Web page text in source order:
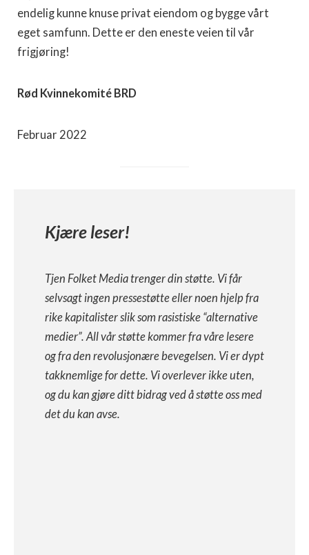
endelig kunne knuse privat eiendom og bygge vårt
eget samfunn. Dette er den eneste veien til vår
frigjøring!
Rød Kvinnekomité BRD
Februar 2022
Kjære leser!
Tjen Folket Media trenger din støtte. Vi får
selvsagt ingen pressestøtte eller noen hjelp fra
rike kapitalister slik som rasistiske “alternative
medier”. All vår støtte kommer fra våre lesere
og fra den revolusjonære bevegelsen. Vi er dypt
takknemlige for dette. Vi overlever ikke uten,
og du kan gjøre ditt bidrag ved å støtte oss med
det du kan avse.